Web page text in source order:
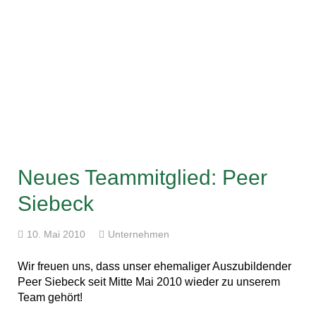
Neues Teammitglied: Peer
Siebeck
10. Mai 2010 Unternehmen
Wir freuen uns, dass unser ehemaliger Auszubildender
Peer Siebeck seit Mitte Mai 2010 wieder zu unserem
Team gehört!